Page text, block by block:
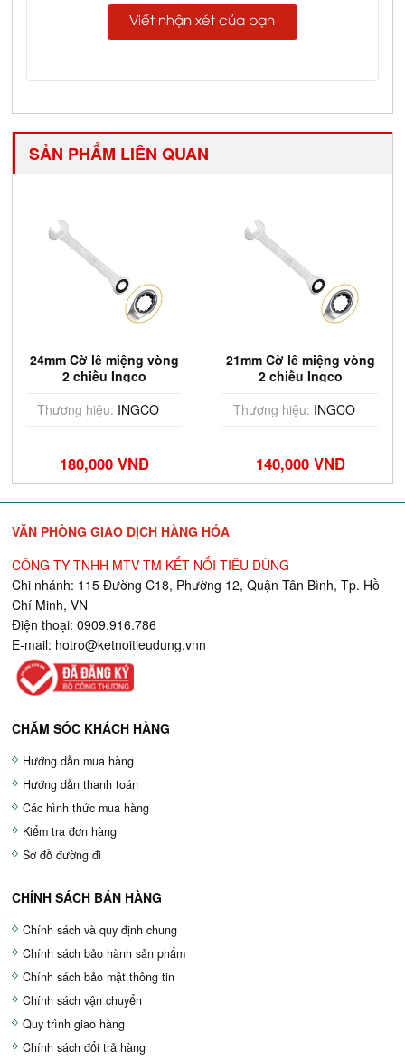
Viết nhận xét của bạn
SẢN PHẨM LIÊN QUAN
24mm Cờ lê miệng vòng
2 chiều Ingco
Thương hiệu: INGCO
180,000 VNĐ
21mm Cờ lê miệng vòng
2 chiều Ingco
Thương hiệu: INGCO
140,000 VNĐ
VĂN PHÒNG GIAO DỊCH HÀNG HÓA
CÔNG TY TNHH MTV TM KẾT NỐI TIÊU DÙNG
Chi nhánh: 115 Đường C18, Phường 12, Quận Tân Bình, Tp. Hồ
Chí Minh, VN
Điện thoại: 0909.916.786
E-mail: hotro@ketnoitieudung.vnn
CHĂM SÓC KHÁCH HÀNG
Hướng dẫn mua hàng
Hướng dẫn thanh toán
Các hình thức mua hàng
Kiểm tra đơn hàng
Sơ đồ đường đi
CHÍNH SÁCH BÁN HÀNG
Chính sách và quy định chung
Chính sách bảo hành sản phẩm
Chính sách bảo mật thông tin
Chính sách vận chuyển
Quy trình giao hàng
Chính sách đổi trả hàng